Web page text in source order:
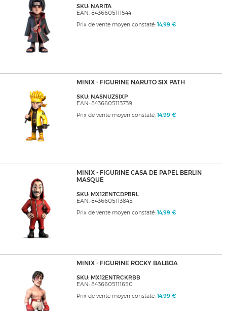
SKU: NARITA
EAN: 8436605111544
Prix de vente moyen constaté: 14,99 €
MINIX - FIGURINE NARUTO SIX PATH
SKU: NASNUZSIXP
EAN: 8436605113739
Prix de vente moyen constaté: 14,99 €
MINIX - FIGURINE CASA DE PAPEL BERLIN
MASQUE
SKU: MX12ENTCDPBRL
EAN: 8436605113845
Prix de vente moyen constaté: 14,99 €
MINIX - FIGURINE ROCKY BALBOA
SKU: MX12ENTRCKRBB
EAN: 8436605111650
Prix de vente moyen constaté: 14,99 €